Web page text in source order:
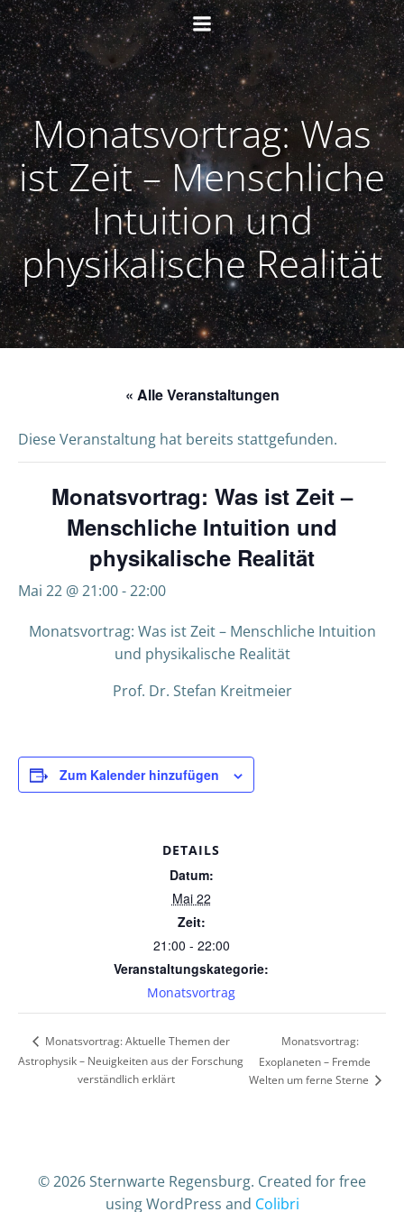
Zum
Inhalt
springen
Monatsvortrag: Was
ist Zeit – Menschliche
Intuition und
physikalische Realität
« Alle Veranstaltungen
Diese Veranstaltung hat bereits stattgefunden.
Monatsvortrag: Was ist Zeit –
Menschliche Intuition und
physikalische Realität
Mai 22 @ 21:00-22:00
Monatsvortrag: Was ist Zeit – Menschliche Intuition
und physikalische Realität
Prof. Dr. Stefan Kreitmeier
Zum Kalender hinzufügen
DETAILS
Datum:
Mai 22
Zeit:
21:00 - 22:00
Veranstaltungskategorie:
Monatsvortrag
Monatsvortrag: Aktuelle Themen der
Astrophysik – Neuigkeiten aus der Forschung
verständlich erklärt
Monatsvortrag:
Exoplaneten – Fremde
Welten um ferne Sterne
© 2026 Sternwarte Regensburg. Created for free
using WordPress and Colibri